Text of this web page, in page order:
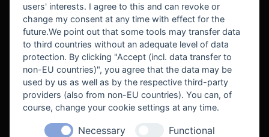
BEKANNT AUS
users' interests. I agree to this and can revoke or
change my consent at any time with effect for the
future.We point out that some tools may transfer data
to third countries without an adequate level of data
protection. By clicking "Accept (incl. data transfer to
non-EU countries)", you agree that the data may be
used by us as well as by the respective third-party
providers (also from non-EU countries). You can, of
course, change your cookie settings at any time.
Necessary
Functional